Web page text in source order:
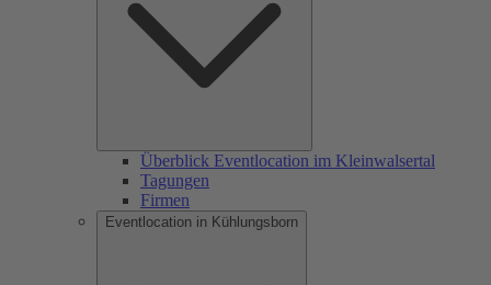
Überblick Eventlocation im Kleinwalsertal
Tagungen
Firmen
Eventlocation in Kühlungsborn